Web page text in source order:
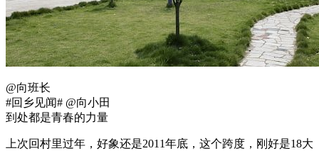
@向班长
#回乡见闻# @向小田
到处都是青春的力量
上次回村里过年，好象还是2011年底，这个跨度，刚好是18大